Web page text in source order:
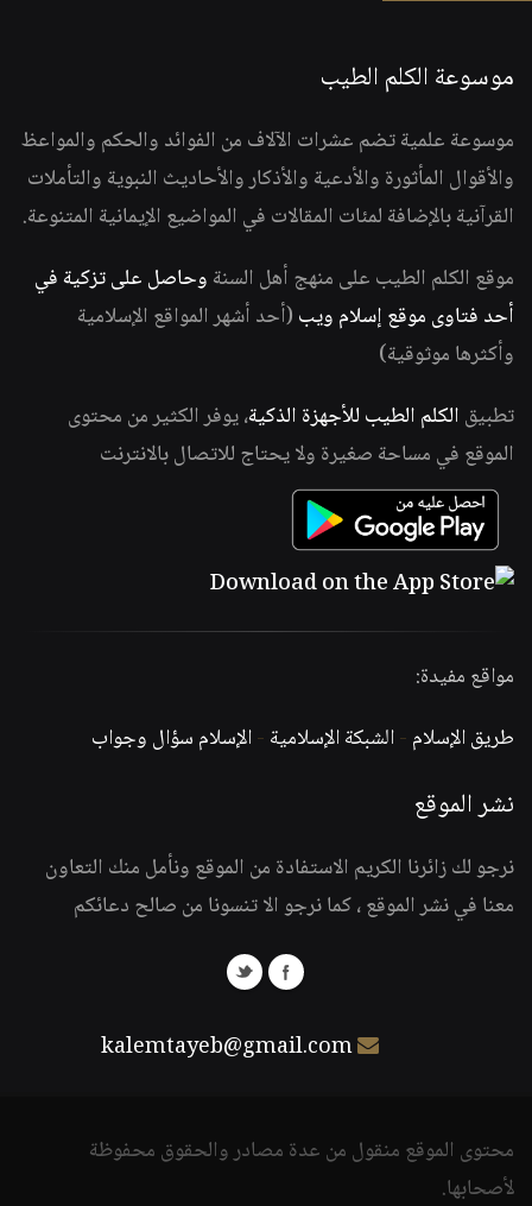
موسوعة الكلم الطيب
موسوعة علمية تضم عشرات الآلاف من الفوائد والحكم والمواعظ
والأقوال المأثورة والأدعية والأذكار والأحاديث النبوية والتأملات
القرآنية بالإضافة لمئات المقالات في المواضيع الإيمانية المتنوعة.
موقع الكلم الطيب على منهج أهل السنة وحاصل على تزكية في
أحد فتاوى موقع إسلام ويب (أحد أشهر المواقع الإسلامية
وأكثرها موثوقية)
تطبيق الكلم الطيب للأجهزة الذكية، يوفر الكثير من محتوى
الموقع في مساحة صغيرة ولا يحتاج للاتصال بالانترنت
مواقع مفيدة:
طريق الإسلام -الشبكة الإسلامية -الإسلام سؤال وجواب
نشر الموقع
نرجو لك زائرنا الكريم الاستفادة من الموقع ونأمل منك التعاون
معنا في نشر الموقع ، كما نرجو الا تنسونا من صالح دعائكم
kalemtayeb@gmail.com
محتوى الموقع منقول من عدة مصادر والحقوق محفوظة
لأصحابها.